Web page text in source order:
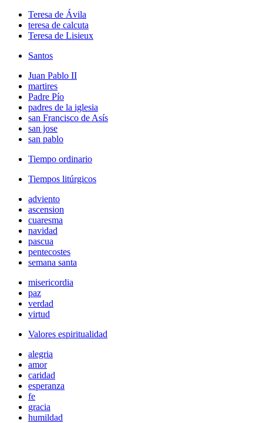
Teresa de Ávila
teresa de calcuta
Teresa de Lisieux
Santos
Juan Pablo II
martires
Padre Pío
padres de la iglesia
san Francisco de Asís
san jose
san pablo
Tiempo ordinario
Tiempos litúrgicos
adviento
ascension
cuaresma
navidad
pascua
pentecostes
semana santa
misericordia
paz
verdad
virtud
Valores espiritualidad
alegria
amor
caridad
esperanza
fe
gracia
humildad